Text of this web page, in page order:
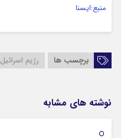
منبع:ایسنا
برچسب ها رژیم اسرائیل
نوشته های مشابه